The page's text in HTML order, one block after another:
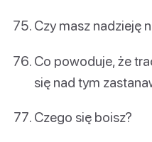
Czy masz nadzieję
Co powoduje, że
się nad tym
Czego się boisz?